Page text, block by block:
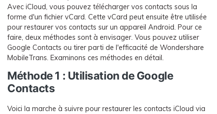
Avec iCloud, vous pouvez télécharger vos contacts sous la
forme d'un fichier vCard. Cette vCard peut ensuite être utilisée
pour restaurer vos contacts sur un appareil Android. Pour ce
faire, deux méthodes sont à envisager. Vous pouvez utiliser
Google Contacts ou tirer parti de l'efficacité de Wondershare
MobileTrans. Examinons ces méthodes en détail.
Méthode 1 : Utilisation de Google
Contacts
Voici la marche à suivre pour restaurer les contacts iCloud via